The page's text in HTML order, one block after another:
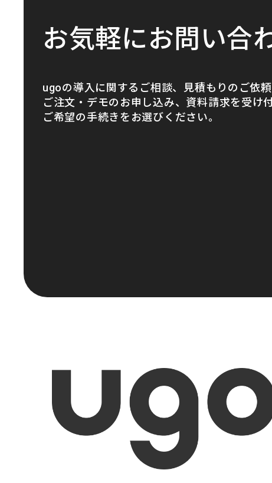
お気軽にお問い合
ugoの導入に関するご相談、見積もりのご依頼
ご注文・デモのお申し込み、資料請求を受け
ご希望の手続きをお選びください。